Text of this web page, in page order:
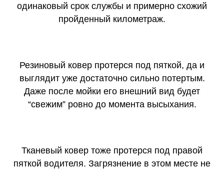
одинаковый срок службы и примерно схожий
пройденный километраж.
Резиновый ковер протерся под пяткой, да и
выглядит уже достаточно сильно потертым.
Даже после мойки его внешний вид будет
“свежим” ровно до момента высыхания.
Тканевый ковер тоже протерся под правой
пяткой водителя. Загрязнение в этом месте не